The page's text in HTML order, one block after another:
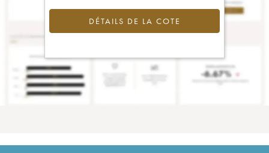
DÉTAILS DE LA COTE